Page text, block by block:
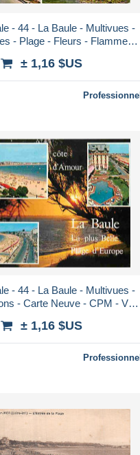
- 44 - La Baule - Multivues -
- Plage - Fleurs - Flamme
± 1,16 $US
Professionnel
- 44 - La Baule - Multivues -
- Carte Neuve - CPM - Voir
± 1,16 $US
Professionnel